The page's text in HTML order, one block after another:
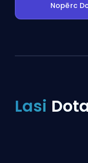
Nopērc
Lasi